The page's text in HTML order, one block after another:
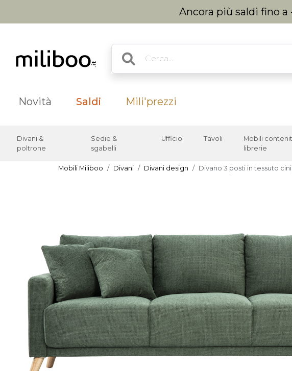
Ancora più saldi fino
Novità Saldi Mili'prezzi
Divani &
poltrone
Sedie &
sgabelli
Ufficio Tavoli
Mobili
librerie
Mobili Miliboo Divani Divani design Divano 3 posti in tessuto